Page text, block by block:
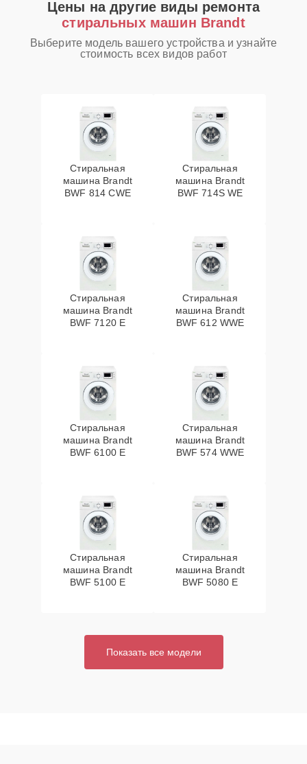
Цены на другие виды ремонта
стиральных машин Brandt
Выберите модель вашего устройства и узнайте
стоимость всех видов работ
Стиральная
машина Brandt
BWF 814 CWE
Стиральная
машина Brandt
BWF 714S WE
Стиральная
машина Brandt
BWF 7120 E
Стиральная
машина Brandt
BWF 612 WWE
Стиральная
машина Brandt
BWF 6100 E
Стиральная
машина Brandt
BWF 574 WWE
Стиральная
машина Brandt
BWF 5100 E
Стиральная
машина Brandt
BWF 5080 E
Показать все модели